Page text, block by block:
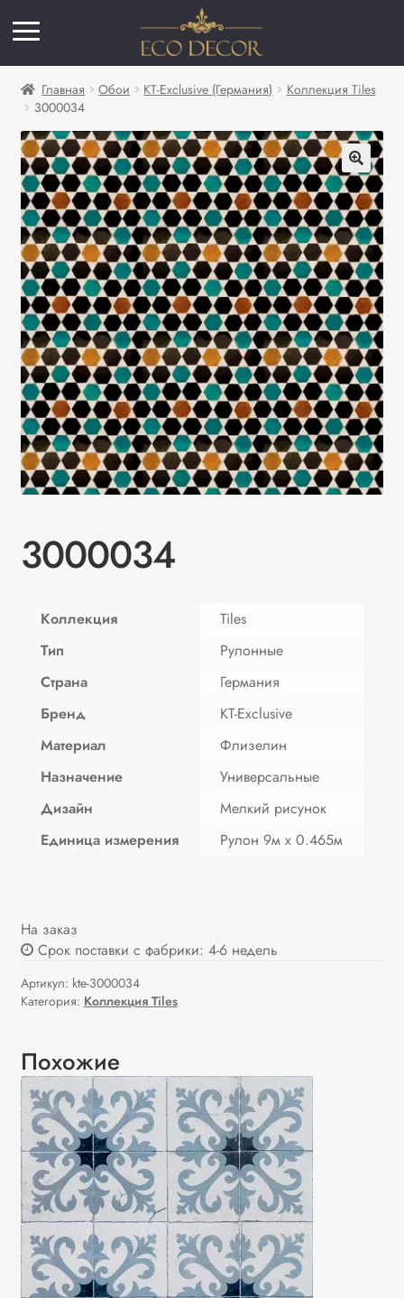
Главная Обои KT-Exclusive (Германия)
Коллекция Tiles
3000034
На заказ
Срок поставки с фабрики: 4-6 недель
Артикул: kte-3000034
Категория: Коллекция Tiles
3000034
Коллекция
Tiles
Тип
Рулонные
Страна
Германия
Бренд
KT-Exclusive
Материал
Флизелин
Назначение
Универсальные
Дизайн
Мелкий рисунок
Единица измерения
Рулон 9м х 0.465м
Похожие